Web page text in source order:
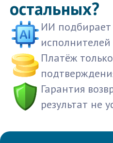
остальных?
ИИ
исполнителей
Платёж
Гарантия
результат не